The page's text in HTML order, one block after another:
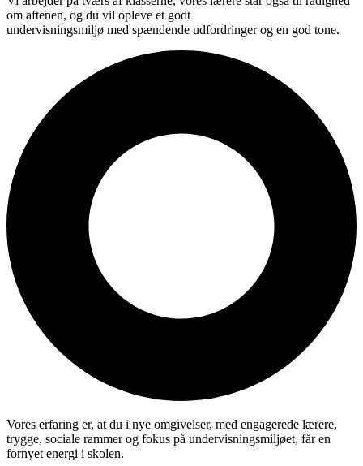
om aftenen, og du vil opleve et godt
undervisningsmiljø med spændende udfordringer og en god tone.
Vores erfaring er, at du i nye omgivelser, med engagerede lærere,
trygge, sociale rammer og fokus på undervisningsmiljøet, får en
fornyet energi i skolen.